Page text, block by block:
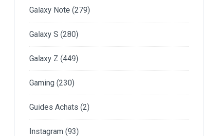
Galaxy Note (279)
Galaxy S (280)
Galaxy Z (449)
Gaming (230)
Guides Achats (2)
Instagram (93)